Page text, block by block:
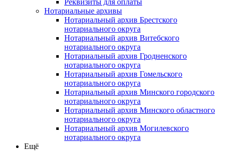
Нотариальные архивы
Нотариальный архив Брестского
нотариального округа
Нотариальный архив Витебского
нотариального округа
Нотариальный архив Гродненского
нотариального округа
Нотариальный архив Гомельского
нотариального округа
Нотариальный архив Минского городского
нотариального округа
Нотариальный архив Минского областного
нотариального округа
Нотариальный архив Могилевского
нотариального округа
Ещё